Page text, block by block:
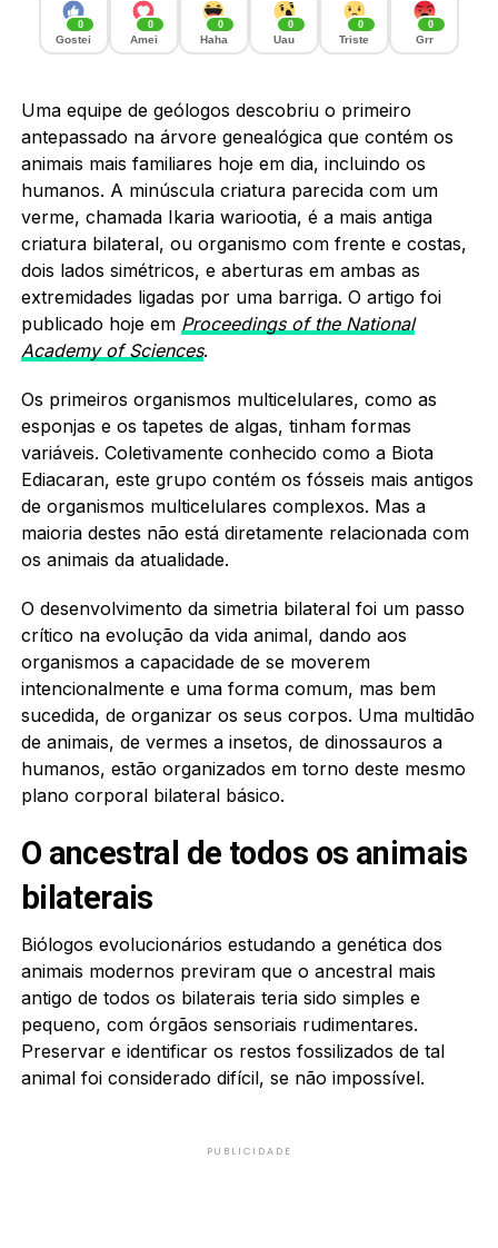
0
Gostei
0
Amei
0
Haha
0
Uau
0
Triste
0
Grr
Uma equipe de geólogos descobriu o primeiro
antepassado na árvore genealógica que contém os
animais mais familiares hoje em dia, incluindo os
humanos. A minúscula criatura parecida com um
verme, chamada Ikaria wariootia, é a mais antiga
criatura bilateral, ou organismo com frente e costas,
dois lados simétricos, e aberturas em ambas as
extremidades ligadas por uma barriga. O artigo foi
publicado hoje em Proceedings of the National
Academy of Sciences.
Os primeiros organismos multicelulares, como as
esponjas e os tapetes de algas, tinham formas
variáveis. Coletivamente conhecido como a Biota
Ediacaran, este grupo contém os fósseis mais antigos
de organismos multicelulares complexos. Mas a
maioria destes não está diretamente relacionada com
os animais da atualidade.
O desenvolvimento da simetria bilateral foi um passo
crítico na evolução da vida animal, dando aos
organismos a capacidade de se moverem
intencionalmente e uma forma comum, mas bem
sucedida, de organizar os seus corpos. Uma multidão
de animais, de vermes a insetos, de dinossauros a
humanos, estão organizados em torno deste mesmo
plano corporal bilateral básico.
O ancestral de todos os animais
bilaterais
Biólogos evolucionários estudando a genética dos
animais modernos previram que o ancestral mais
antigo de todos os bilaterais teria sido simples e
pequeno, com órgãos sensoriais rudimentares.
Preservar e identificar os restos fossilizados de tal
animal foi considerado difícil, se não impossível.
PUBLICIDADE